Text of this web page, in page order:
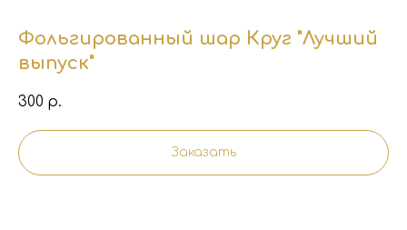
Фольгированный шар Круг "Лучший
выпуск"
300 р.
Заказать